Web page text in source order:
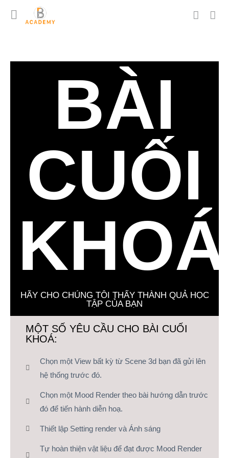
BÀI
CUỐI
KHOÁ
HÃY CHO CHÚNG TÔI THẤY THÀNH QUẢ HỌC
TẬP CỦA BẠN
MỘT SỐ YÊU CẦU CHO BÀI CUỐI
KHOÁ:
Chọn một View bất kỳ từ Scene 3d bạn đã gửi lên
hệ thống trước đó.
Chọn một Mood Render theo bài hướng dẫn trước
đó để tiến hành diễn hoạ.
Thiết lập Setting render và Ánh sáng
Tự hoàn thiện vật liệu để đạt được Mood Render